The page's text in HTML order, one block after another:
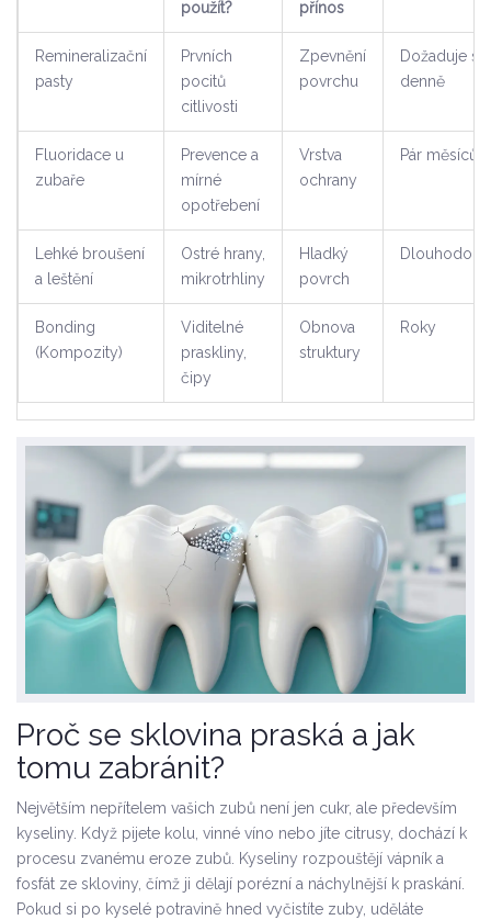
použít? přínos
Remineralizační
pasty
Prvních
pocitů
citlivosti
Zpevnění
povrchu
Dožaduje se
denně
Fluoridace u
zubaře
Prevence a
mírné
opotřebení
Vrstva
ochrany
Pár měsíců
Lehké broušení
a leštění
Ostré hrany,
mikrotrhliny
Hladký
povrch
Dlouhodobě
Bonding
(Kompozity)
Viditelné
praskliny,
čipy
Obnova
struktury
Roky
Proč se sklovina praská a jak
tomu zabránit?
Největším nepřítelem vašich zubů není jen cukr, ale především
kyseliny. Když pijete kolu, vinné víno nebo jíte citrusy, dochází k
procesu zvanému eroze zubů. Kyseliny rozpouštějí vápník a
fosfát ze skloviny, čímž ji dělají porézní a náchylnější k praskání.
Pokud si po kyselé potravině hned vyčistíte zuby, uděláte